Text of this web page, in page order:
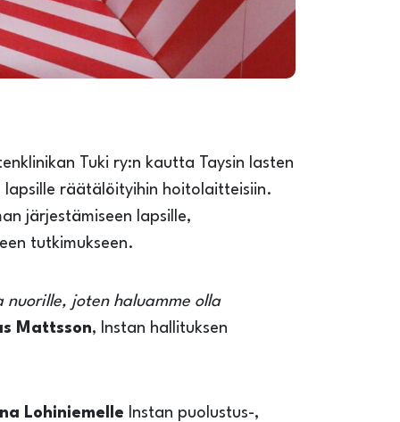
Tuki ry:n kautta Taysin lasten
räätälöityihin hoitolaitteisiin.
järjestämiseen lapsille,
tutkimukseen.
nuorille, joten haluamme olla
Mattsson, Instan hallituksen
Lohiniemelle Instan puolustus-,